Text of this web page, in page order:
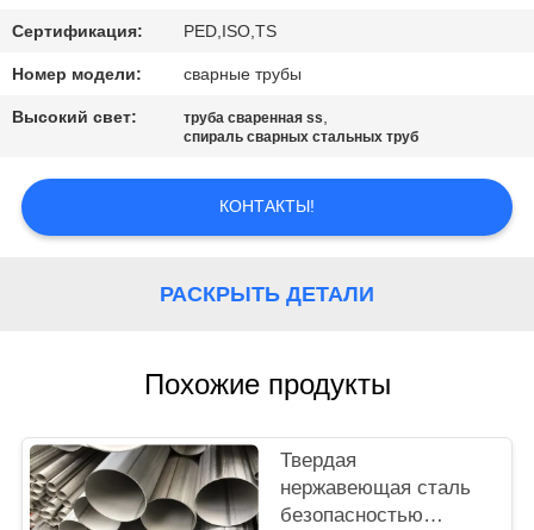
НОВОСТИ
СПРОСИТЕ
КАРТА
Сертификация: PED,ISO,TS
Номер модели: сварные трубы
Высокий свет: труба сваренная ss,
спираль сварных стальных труб
КОНТАКТЫ!
РАСКРЫТЬ ДЕТАЛИ
Похожие продукты
Твердая
нержавеющая сталь
безопасностью